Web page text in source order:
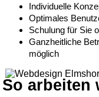
Individuelle
Optimales
Schulung für Sie
Ganzheitliche
möglich
So arbeiten